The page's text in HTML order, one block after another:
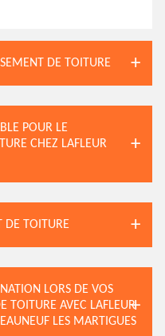
DE TOITURE
POUR LE
CHEZ LAFLEUR
DE TOITURE
LORS DE VOS
TOITURE AVEC LAFLEUR
LES MARTIGUES